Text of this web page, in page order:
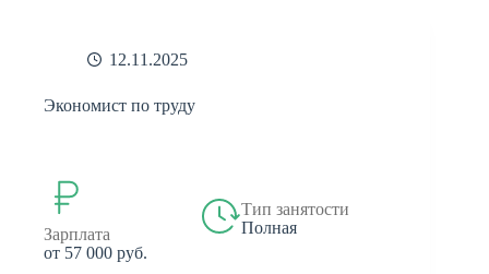
12.11.2025
Экономист по труду
Зарплата
от 57 000 руб.
Тип занятости
Полная